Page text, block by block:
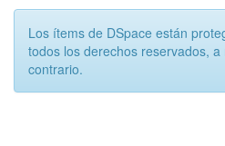
Los ítems de DSpace están
todos los derechos reservados,
contrario.